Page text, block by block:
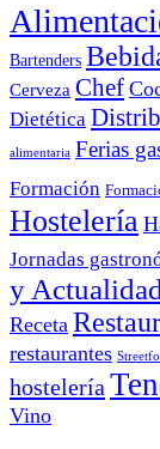
Bartenders
Cerveza Chef
Dietética
alimentaria Ferias
Formación
Hostelería
Jornadas
y Actualidad
Receta
restaurantes
hostelería
Vino